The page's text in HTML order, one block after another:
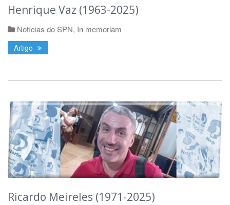
Henrique Vaz (1963-2025)
Notícias do SPN, In memoriam
Artigo
Ricardo Meireles (1971-2025)